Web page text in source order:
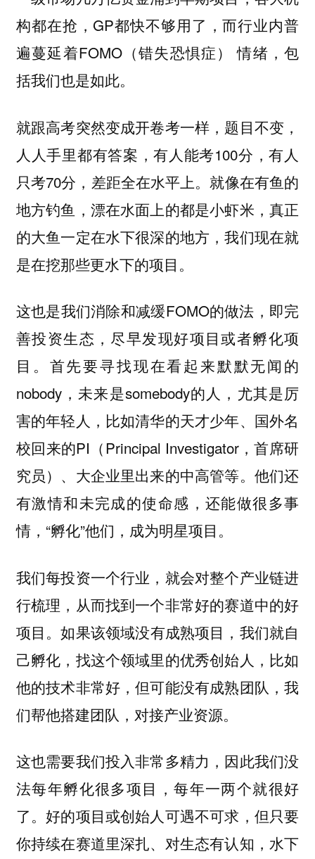
构都在抢，GP都快不够用了，而行业内普
遍蔓延着FOMO（错失恐惧症） 情绪，包
括我们也是如此。
就跟高考突然变成开卷考一样，题目不变，
人人手里都有答案，有人能考100分，有人
只考70分，差距全在水平上。就像在有鱼的
地方钓鱼，漂在水面上的都是小虾米，真正
的大鱼一定在水下很深的地方，我们现在就
是在挖那些更水下的项目。
这也是我们消除和减缓FOMO的做法，即完
善投资生态，尽早发现好项目或者孵化项
目。首先要寻找现在看起来默默无闻的
nobody，未来是somebody的人，尤其是厉
害的年轻人，比如清华的天才少年、国外名
校回来的PI（Principal Investigator，首席研
究员）、大企业里出来的中高管等。他们还
有激情和未完成的使命感，还能做很多事
情，“孵化”他们，成为明星项目。
我们每投资一个行业，就会对整个产业链进
行梳理，从而找到一个非常好的赛道中的好
项目。如果该领域没有成熟项目，我们就自
己孵化，找这个领域里的优秀创始人，比如
他的技术非常好，但可能没有成熟团队，我
们帮他搭建团队，对接产业资源。
这也需要我们投入非常多精力，因此我们没
法每年孵化很多项目，每年一两个就很好
了。好的项目或创始人可遇不可求，但只要
你持续在赛道里深扎、对生态有认知，水下